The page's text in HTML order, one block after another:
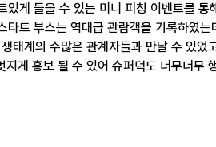
게 들을 수 있는 미니 피칭 이벤트를 통
트 부스는 역대급 관람객을 기록하였는
태계의 수많은 관계자들과 만날 수 있었
게 홍보 될 수 있어 슈퍼덕도 너무너무